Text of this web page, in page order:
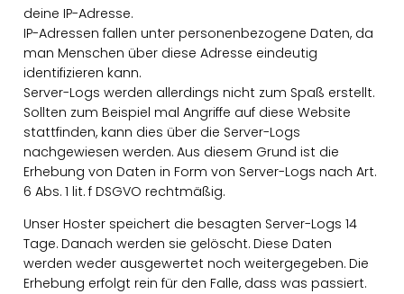
deine IP-Adresse.
IP-Adressen fallen unter personenbezogene Daten, da
man Menschen über diese Adresse eindeutig
identifizieren kann.
Server-Logs werden allerdings nicht zum Spaß erstellt.
Sollten zum Beispiel mal Angriffe auf diese Website
stattfinden, kann dies über die Server-Logs
nachgewiesen werden. Aus diesem Grund ist die
Erhebung von Daten in Form von Server-Logs nach Art.
6 Abs. 1 lit. f DSGVO rechtmäßig.
Unser Hoster speichert die besagten Server-Logs 14
Tage. Danach werden sie gelöscht. Diese Daten
werden weder ausgewertet noch weitergegeben. Die
Erhebung erfolgt rein für den Falle, dass was passiert.